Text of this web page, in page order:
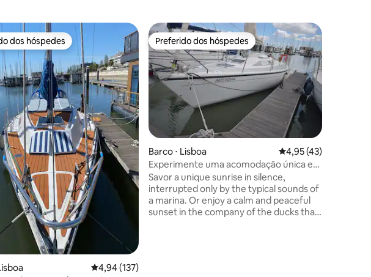
de 5, 434 avaliações
dos hóspedes
dos hóspedes
4,94 de uma avaliação média de 5, 137 avaliações
4,94 (137)
Preferido dos hóspedes
Preferido dos hóspedes
Barco ⋅ Lisboa 4,95 de uma
4,95 (43)
Experimente uma acomodação única em
Lisboa
Savor a unique sunrise in silence,
interrupted only by the typical sounds of
a marina. Or enjoy a calm and peaceful
sunset in the company of the ducks that